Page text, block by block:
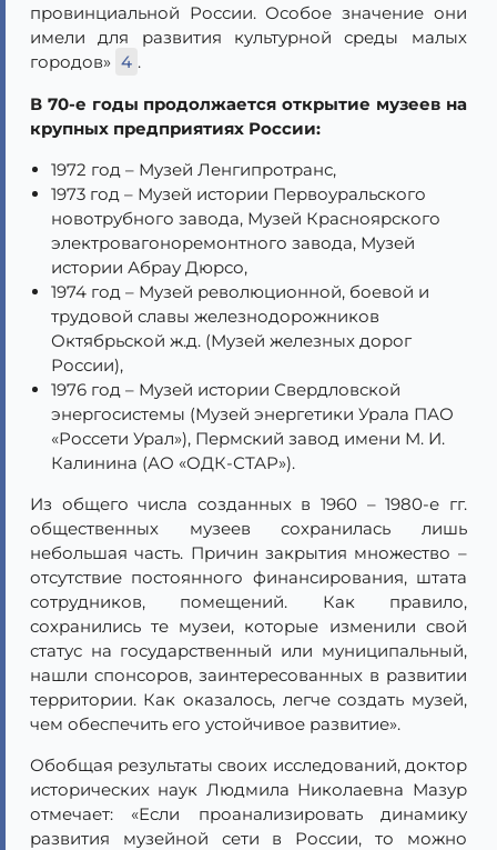
провинциальной России. Особое значение они
имели для развития культурной среды малых
городов» 4 .
В 70-е годы продолжается открытие музеев на
крупных предприятиях России:
1972 год – Музей Ленгипротранс,
1973 год – Музей истории Первоуральского
новотрубного завода, Музей Красноярского
электровагоноремонтного завода, Музей
истории Абрау Дюрсо,
1974 год – Музей революционной, боевой и
трудовой славы железнодорожников
Октябрьской ж.д. (Музей железных дорог
России),
1976 год – Музей истории Свердловской
энергосистемы (Музей энергетики Урала ПАО
«Россети Урал»), Пермский завод имени М. И.
Калинина (АО «ОДК-СТАР»).
Из общего числа созданных в 1960 – 1980-е гг.
общественных музеев сохранилась лишь
небольшая часть. Причин закрытия множество –
отсутствие постоянного финансирования, штата
сотрудников, помещений. Как правило,
сохранились те музеи, которые изменили свой
статус на государственный или муниципальный,
нашли спонсоров, заинтересованных в развитии
территории. Как оказалось, легче создать музей,
чем обеспечить его устойчивое развитие».
Обобщая результаты своих исследований, доктор
исторических наук Людмила Николаевна Мазур
отмечает: «Если проанализировать динамику
развития музейной сети в России, то можно